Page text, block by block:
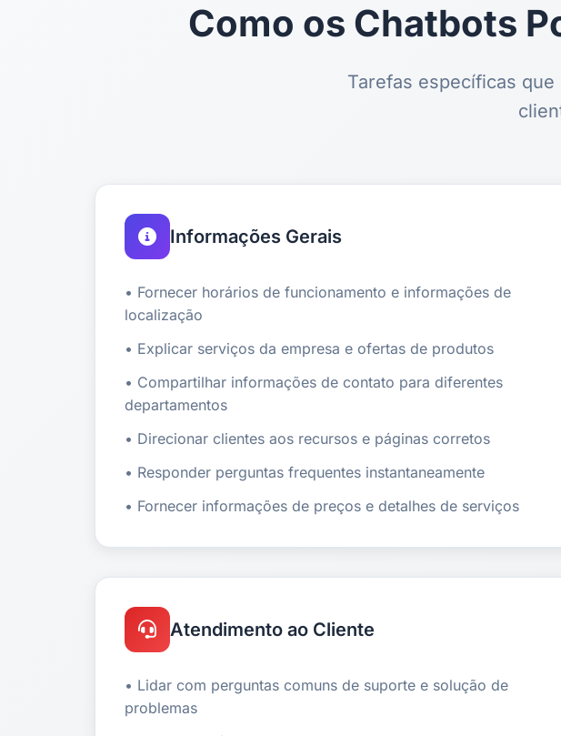
Como os Chatbots
Tarefas específicas
Informações Gerais
• Fornecer horários de funcionamento e informações de
localização
• Explicar serviços da empresa e ofertas de produtos
• Compartilhar informações de contato para diferentes
departamentos
• Direcionar clientes aos recursos e páginas corretos
• Responder perguntas frequentes instantaneamente
• Fornecer informações de preços e detalhes de serviços
Atendimento ao Cliente
• Lidar com perguntas comuns de suporte e solução de
problemas